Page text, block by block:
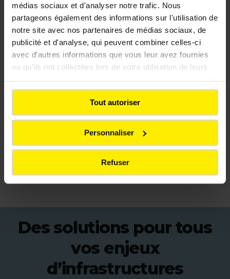
médias sociaux et d'analyser notre trafic. Nous
partageons également des informations sur l'utilisation de
notre site avec nos partenaires de médias sociaux, de
publicité et d'analyse, qui peuvent combiner celles-ci
avec d'autres informations que vous leur avez fournies
ou qu'ils ont collectées lors de votre utilisation de leurs
services.
Tout autoriser
Personnaliser
Refuser
Le revêtement qui joue avec la lumière
Des solutions pour tous
vos enjeux
d’infrastructures